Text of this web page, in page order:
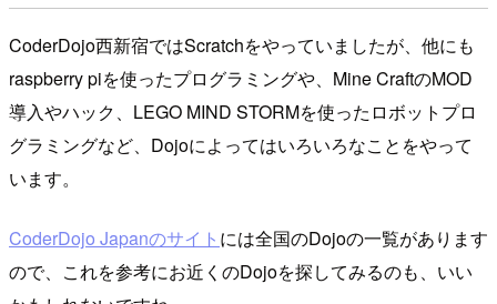
CoderDojo西新宿ではScratchをやっていましたが、他にも
raspberry piを使ったプログラミングや、Mine CraftのMOD
導入やハック、LEGO MIND STORMを使ったロボットプロ
グラミングなど、Dojoによってはいろいろなことをやって
います。
CoderDojo Japanのサイト には全国のDojoの一覧があります
ので、これを参考にお近くのDojoを探してみるのも、いい